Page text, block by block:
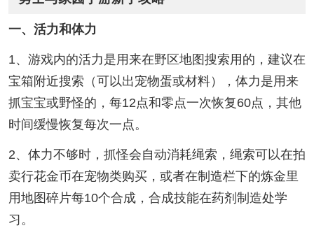
一、活力和体力
1、游戏内的活力是用来在野区地图搜索用的，建议在
宝箱附近搜索（可以出宠物蛋或材料），体力是用来
抓宝宝或野怪的，每12点和零点一次恢复60点，其他
时间缓慢恢复每次一点。
2、体力不够时，抓怪会自动消耗绳索，绳索可以在拍
卖行花金币在宠物类购买，或者在制造栏下的炼金里
用地图碎片每10个合成，合成技能在药剂制造处学
习。